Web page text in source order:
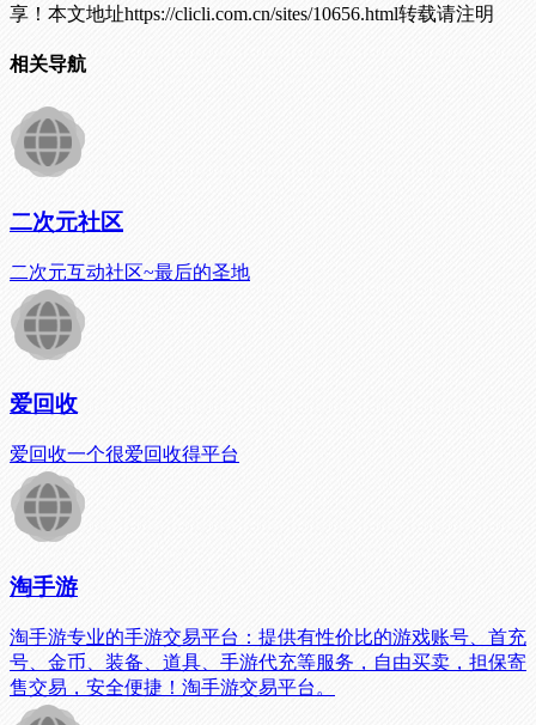
享！ 本文地址https://clicli.com.cn/sites/10656.html转载请注明
相关导航
二次元社区
二次元互动社区~最后的圣地
爱回收
爱回收一个很爱回收得平台
淘手游
淘手游专业的手游交易平台：提供有性价比的游戏账号、首充
号、金币、装备、道具、手游代充等服务，自由买卖，担保寄
售交易，安全便捷！淘手游交易平台。